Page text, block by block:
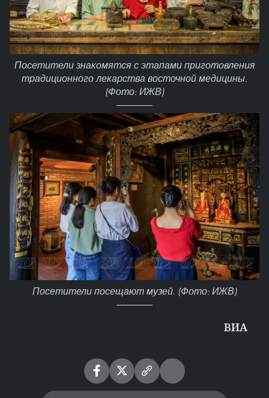
Посетители знакомятся с этапами приготовления
традиционного лекарства восточной медицины.
(Фото: ИЖВ)
Посетители посещают музей. (Фото: ИЖВ)
ВИА